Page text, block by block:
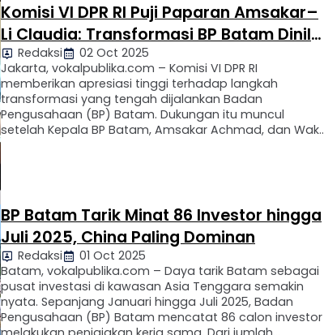
Administrasi dan …
Komisi VI DPR RI Puji Paparan Amsakar–
Li Claudia: Transformasi BP Batam Dinilai
Transparan dan Komprehensif
Redaksi
02 Oct 2025
Jakarta, vokalpublika.com – Komisi VI DPR RI
memberikan apresiasi tinggi terhadap langkah
transformasi yang tengah dijalankan Badan
Pengusahaan (BP) Batam. Dukungan itu muncul
setelah Kepala BP Batam, Amsakar Achmad, dan Wakil
BP Batam Tarik Minat 86 Investor hingga
Juli 2025, China Paling Dominan
Redaksi
01 Oct 2025
Batam, vokalpublika.com – Daya tarik Batam sebagai
pusat investasi di kawasan Asia Tenggara semakin
nyata. Sepanjang Januari hingga Juli 2025, Badan
Pengusahaan (BP) Batam mencatat 86 calon investor